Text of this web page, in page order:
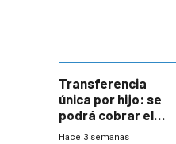
Transferencia
única por hijo: se
podrá cobrar el
100% en efectivo
Hace 3 semanas